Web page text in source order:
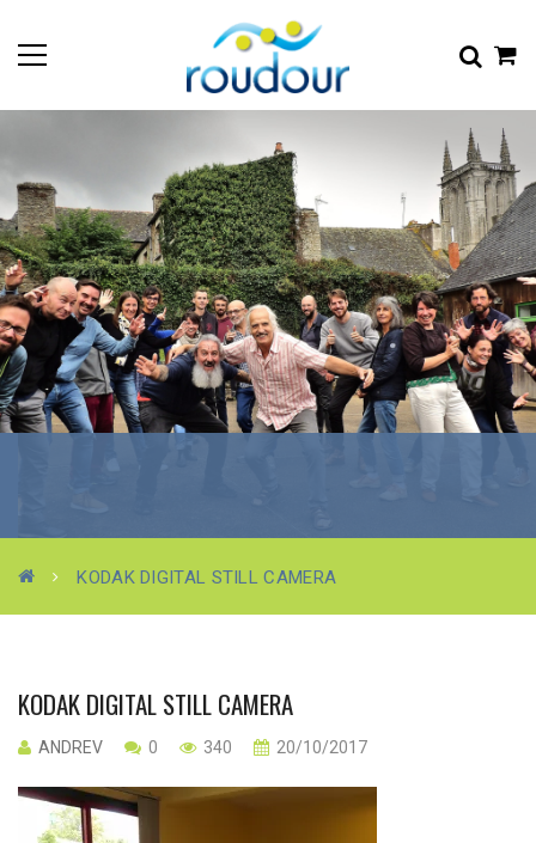
KODAK DIGITAL STILL CAMERA
KODAK DIGITAL STILL CAMERA
ANDREV 0 340 20/10/2017